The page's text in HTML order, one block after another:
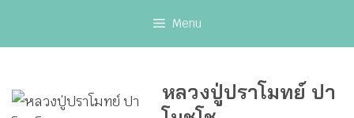
Menu
หลวงปู่ปราโมทย์ ปา